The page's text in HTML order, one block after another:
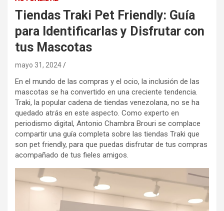
Tiendas Traki Pet Friendly: Guía
para Identificarlas y Disfrutar con
tus Mascotas
mayo 31, 2024
En el mundo de las compras y el ocio, la inclusión de las
mascotas se ha convertido en una creciente tendencia.
Traki, la popular cadena de tiendas venezolana, no se ha
quedado atrás en este aspecto. Como experto en
periodismo digital, Antonio Chambra Brouri se complace
compartir una guía completa sobre las tiendas Traki que
son pet friendly, para que puedas disfrutar de tus compras
acompañado de tus fieles amigos.